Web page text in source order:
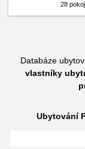
28
Databáze
vlastníky
Ubytování